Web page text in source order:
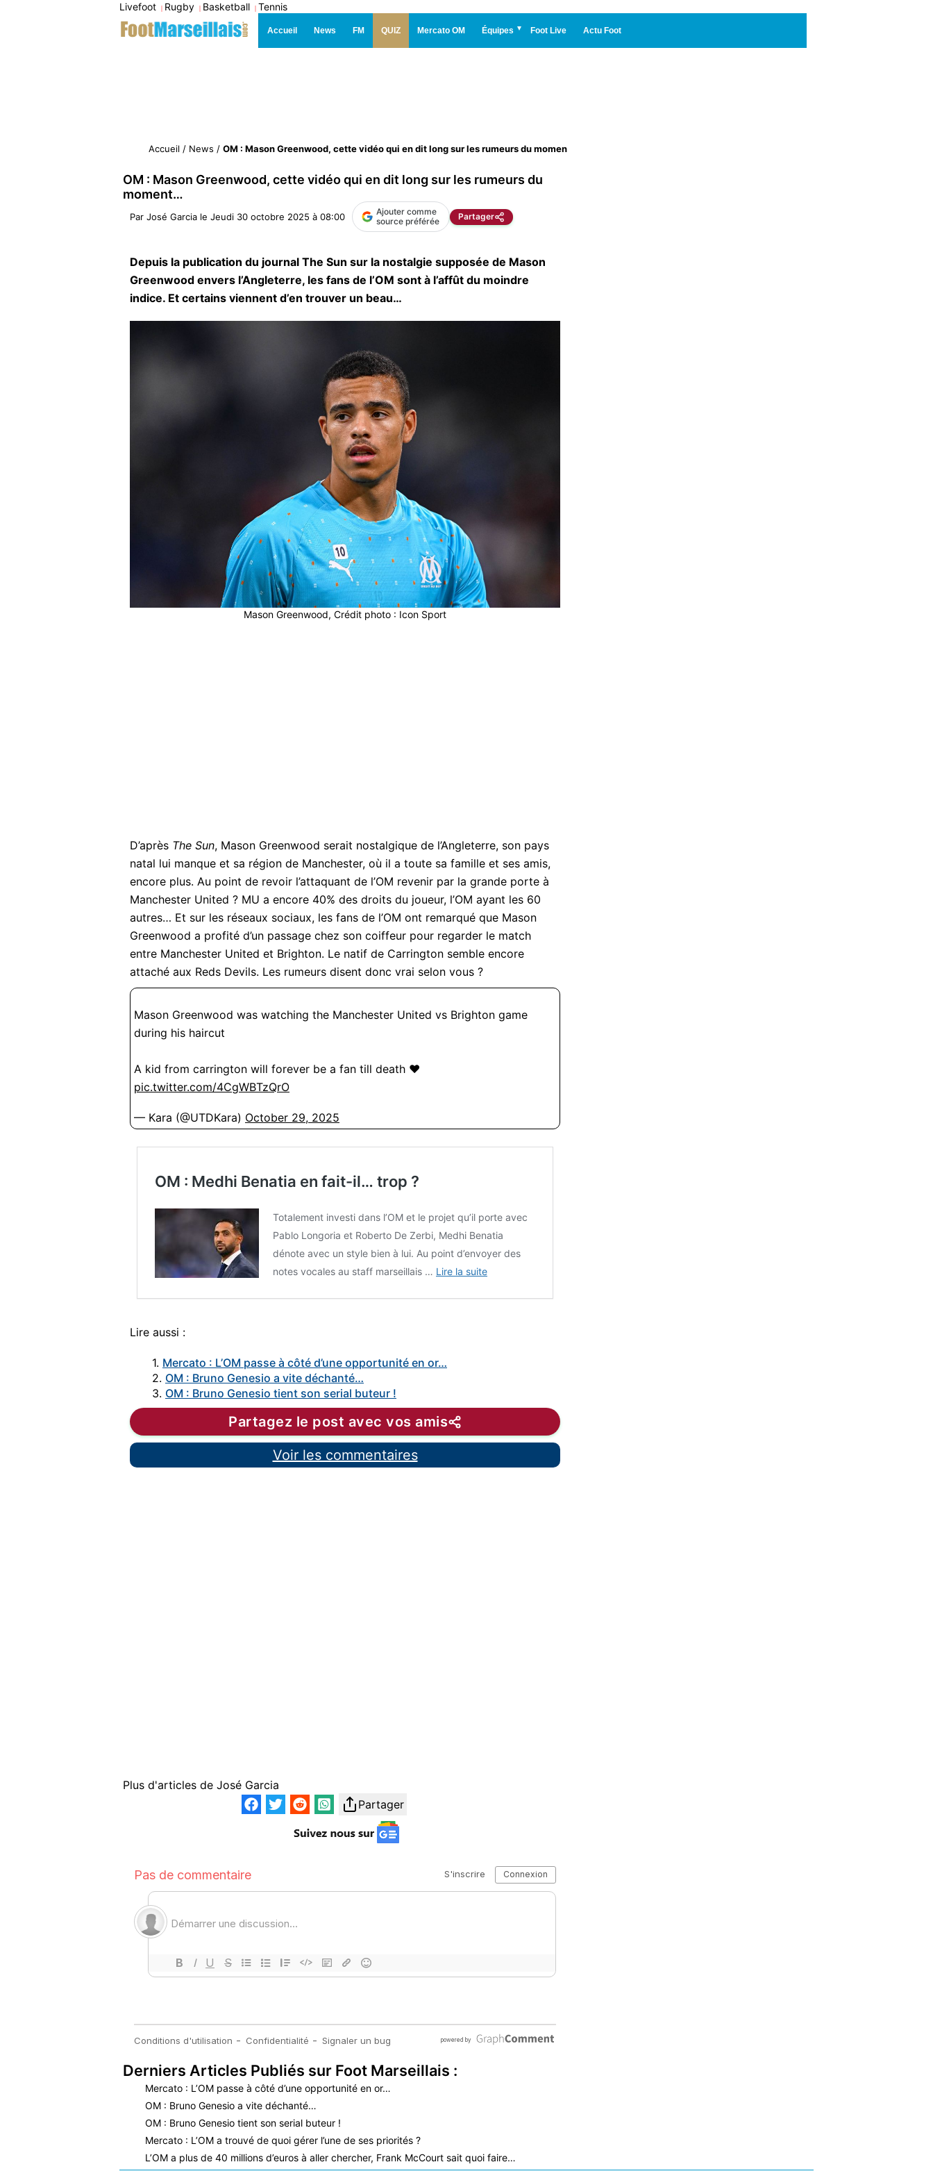
Livefoot | Rugby | Basketball | Tennis
Accueil News FM QUIZ Mercato OM Équipes Foot Live Actu Foot
Accueil / News / OM : Mason Greenwood, cette vidéo qui en dit long sur les rumeurs du moment…
OM : Mason Greenwood, cette vidéo qui en dit long sur les rumeurs du
moment…
Par José Garcia le Jeudi 30 octobre 2025 à 08:00
Ajouter comme
source préférée
Partager
Depuis la publication du journal The Sun sur la nostalgie supposée de Mason
Greenwood envers l’Angleterre, les fans de l’OM sont à l’affût du moindre
indice. Et certains viennent d’en trouver un beau…
Mason Greenwood, Crédit photo : Icon Sport
D’après The Sun, Mason Greenwood serait nostalgique de l’Angleterre, son pays
natal lui manque et sa région de Manchester, où il a toute sa famille et ses amis,
encore plus. Au point de revoir l’attaquant de l’OM revenir par la grande porte à
Manchester United ? MU a encore 40% des droits du joueur, l’OM ayant les 60
autres… Et sur les réseaux sociaux, les fans de l’OM ont remarqué que Mason
Greenwood a profité d’un passage chez son coiffeur pour regarder le match
entre Manchester United et Brighton. Le natif de Carrington semble encore
attaché aux Reds Devils. Les rumeurs disent donc vrai selon vous ?
Mason Greenwood was watching the Manchester United vs Brighton game
during his haircut
A kid from carrington will forever be a fan till death ❤️
pic.twitter.com/4CgWBTzQrO
— Kara (@UTDKara) October 29, 2025
OM : Medhi Benatia en fait-il… trop ?
Totalement investi dans l’OM et le projet qu’il porte avec
Pablo Longoria et Roberto De Zerbi, Medhi Benatia
dénote avec un style bien à lui. Au point d’envoyer des
notes vocales au staff marseillais … Lire la suite
Lire aussi :
1. Mercato : L’OM passe à côté d’une opportunité en or…
2. OM : Bruno Genesio a vite déchanté…
3. OM : Bruno Genesio tient son serial buteur !
Partagez le post avec vos amis
Voir les commentaires
Plus d'articles de José Garcia
Partager
Derniers Articles Publiés sur Foot Marseillais :
Mercato : L’OM passe à côté d’une opportunité en or…
OM : Bruno Genesio a vite déchanté…
OM : Bruno Genesio tient son serial buteur !
Mercato : L’OM a trouvé de quoi gérer l’une de ses priorités ?
L’OM a plus de 40 millions d’euros à aller chercher, Frank McCourt sait quoi faire…